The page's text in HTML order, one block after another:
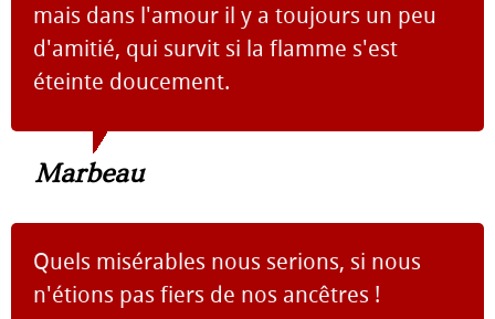
mais dans l'amour il y a toujours un peu
d'amitié, qui survit si la flamme s'est
éteinte doucement.
Marbeau
Quels misérables nous serions, si nous
n'étions pas fiers de nos ancêtres !